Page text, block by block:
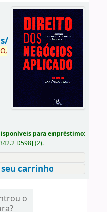
para empréstimo:
342.2 D598] (2).
carrinho
o